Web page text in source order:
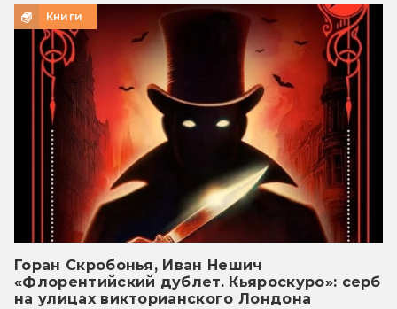
Книги
Горан Скробонья, Иван Нешич
«Флорентийский дублет. Кьяроскуро»: серб
на улицах викторианского Лондона